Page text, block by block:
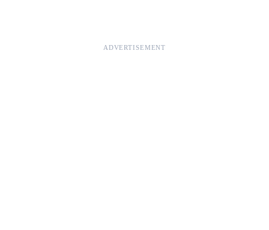
ADVERTISEMENT